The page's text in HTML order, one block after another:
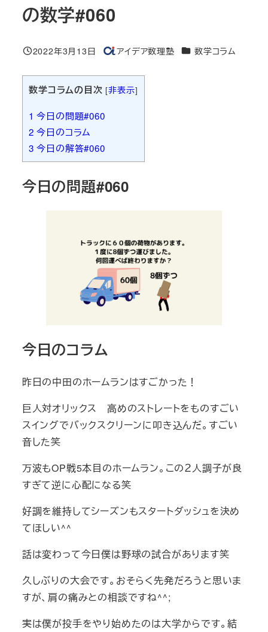
の数学#060
投稿日
2022年3月13日
著
アイデア数理塾 カテゴリー
数学コラム
数学コラムの目次 [非表示]
1 今日の問題#060
2 今日のコラム
3 今日の解答#060
今日の問題#060
今日のコラム
昨日の中田のホームランはすごかった！
巨人対オリックス 高めのストレートをものすごい
スイングでバックスクリーンに叩き込んだ。すごい
音した笑
万波もOP戦5本目のホームラン。この２人調子が良
すぎて逆に心配になる笑
好調を維持してシーズンもスタートダッシュを決め
てほしい^^
話は変わって今日僕は野球の試合があります笑
久しぶりの大会です。おそらく先発だろうと思いま
すが、肩の痛みとの相談ですね^^;
実は僕が投手をやり始めたのは大学からです。結